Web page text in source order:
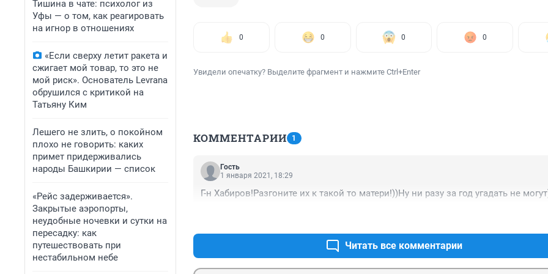
Тишина в чате: психолог из
Уфы — о том, как реагировать
на игнор в отношениях
«Если сверху летит ракета и
сжигает мой товар, то это не
мой риск». Основатель Levrana
обрушился с критикой на
Татьяну Ким
Лешего не злить, о покойном
плохо не говорить: каких
примет придерживались
народы Башкирии — список
«Рейс задерживается».
Закрытые аэропорты,
неудобные ночевки и сутки на
пересадку: как
путешествовать при
нестабильном небе
0 0 0 0
Увидели опечатку? Выделите фрагмент и нажмите Ctrl+Enter
КОММЕНТАРИИ 1
Гость
1 января 2021, 18:29
Г-н Хабиров!Разгоните их к такой то матери!))Ну ни разу за год угадать не
Читать все комментарии